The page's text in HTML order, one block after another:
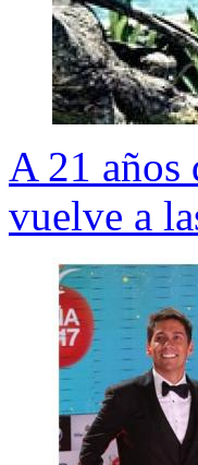
A 21 años
vuelve a